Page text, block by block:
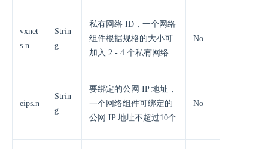
vxnet
s.n
Strin
g
私有网络 ID，一个网络
组件根据规格的大小可
加入 2 - 4 个私有网络
No
eips.n
Strin
g
要绑定的公网 IP 地址，
一个网络组件可绑定的
公网 IP 地址不超过10个
No